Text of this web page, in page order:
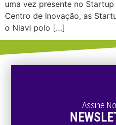
uma vez presente no
Centro de Inovação, as
o Niavi polo […]
Assine